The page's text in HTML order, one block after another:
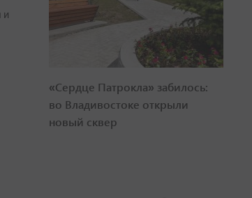
и
«Сердце Патрокла» забилось:
во Владивостоке открыли
новый сквер